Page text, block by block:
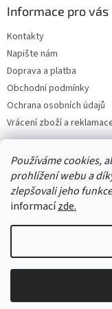
Používáme cookies,
prohlížení webu a
zlepšovali jeho
informacízde.
Informace pro vás
Kontakty
Napište nám
Doprava a platba
Obchodní podmínky
Ochrana osobních údajů
Vrácení zboží a